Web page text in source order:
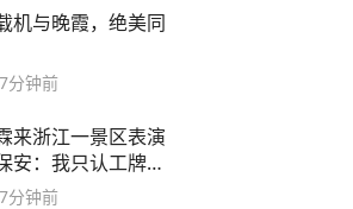
机与晚霞，绝美同
分钟前
来浙江一景区表演
安：我只认工牌，
说我是李世民
分钟前